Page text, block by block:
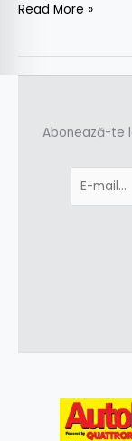
Read More »
Abonează-te